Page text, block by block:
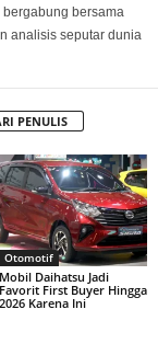
bersama
analisis seputar dunia
PENULIS
Otomotif
Mobil Daihatsu Jadi
Favorit First Buyer Hingga
2026 Karena Ini